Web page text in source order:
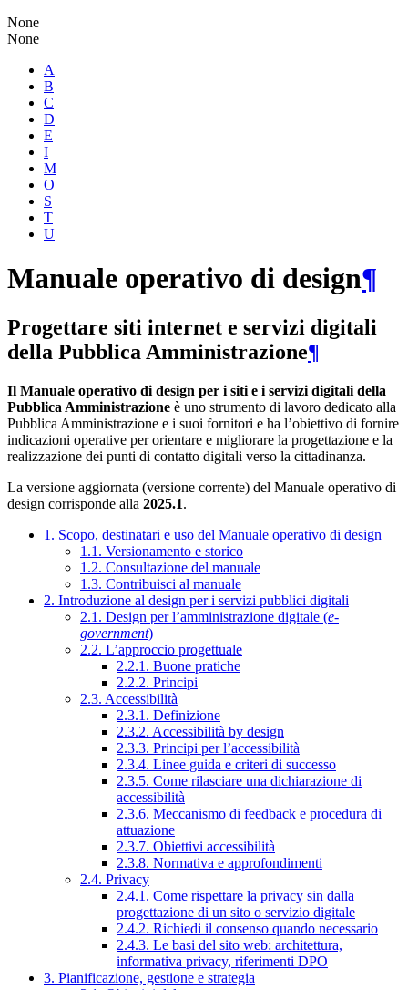
None
None
A
B
C
D
E
I
M
O
S
T
U
Manuale operativo di design¶
Progettare siti internet e servizi digitali
della Pubblica Amministrazione¶
Il Manuale operativo di design per i siti e i servizi digitali della
Pubblica Amministrazione è uno strumento di lavoro dedicato alla
Pubblica Amministrazione e i suoi fornitori e ha l’obiettivo di fornire
indicazioni operative per orientare e migliorare la progettazione e la
realizzazione dei punti di contatto digitali verso la cittadinanza.
La versione aggiornata (versione corrente) del Manuale operativo di
design corrisponde alla 2025.1.
1. Scopo, destinatari e uso del Manuale operativo di design
1.1. Versionamento e storico
1.2. Consultazione del manuale
1.3. Contribuisci al manuale
2. Introduzione al design per i servizi pubblici digitali
2.1. Design per l’amministrazione digitale (e-
government)
2.2. L’approccio progettuale
2.2.1. Buone pratiche
2.2.2. Principi
2.3. Accessibilità
2.3.1. Definizione
2.3.2. Accessibilità by design
2.3.3. Principi per l’accessibilità
2.3.4. Linee guida e criteri di successo
2.3.5. Come rilasciare una dichiarazione di
accessibilità
2.3.6. Meccanismo di feedback e procedura di
attuazione
2.3.7. Obiettivi accessibilità
2.3.8. Normativa e approfondimenti
2.4. Privacy
2.4.1. Come rispettare la privacy sin dalla
progettazione di un sito o servizio digitale
2.4.2. Richiedi il consenso quando necessario
2.4.3. Le basi del sito web: architettura,
informativa privacy, riferimenti DPO
3. Pianificazione, gestione e strategia